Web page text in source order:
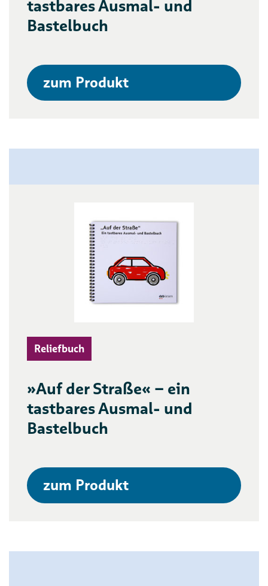
tastbares Ausmal- und
Bastelbuch
zum Produkt
Reliefbuch
»Auf der Straße« – ein
tastbares Ausmal- und
Bastelbuch
zum Produkt